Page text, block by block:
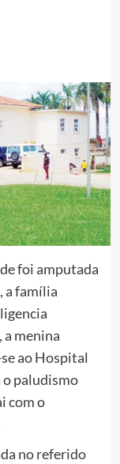
foi amputada
a família
a menina
ao Hospital
paludismo
com o
no referido